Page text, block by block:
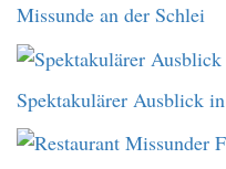
Missunde an der Schlei
Spektakulärer Ausblick